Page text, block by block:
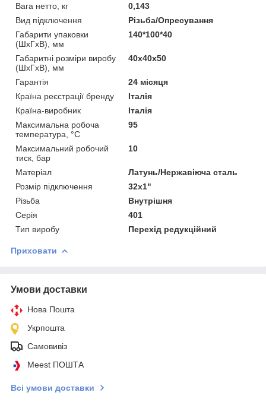
Вага нетто, кг
0,143
Вид підключення
Різьба/Опресування
Габарити упаковки
(ШхГхВ), мм
140*100*40
Габаритні розміри виробу
(ШхГхВ), мм
40х40х50
Гарантія
24 місяця
Країна реєстрації бренду
Італія
Країна-виробник
Італія
Максимальна робоча
температура, °C
95
Максимальний робочий
тиск, бар
10
Матеріал
Латунь/Нержавіюча сталь
Розмір підключення
32x1"
Різьба
Внутрішня
Серія
401
Тип виробу
Перехід редукційний
Приховати
Умови доставки
Нова Пошта
Укрпошта
Самовивіз
Meest ПОШТА
Всі умови доставки